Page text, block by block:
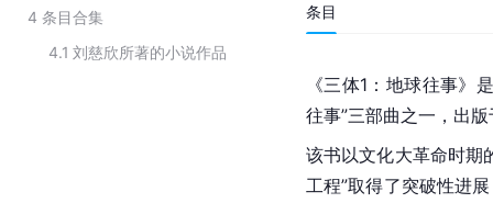
4 条目合集
4.1 刘慈欣所著的小说作品
条目
《三体1：地球往事》
往事”三部曲之一，出
该书以文化大革命时期
工程”取得了突破性进